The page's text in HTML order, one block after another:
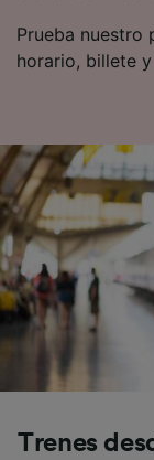
Prueba nuestro
horario, billete
Trenes